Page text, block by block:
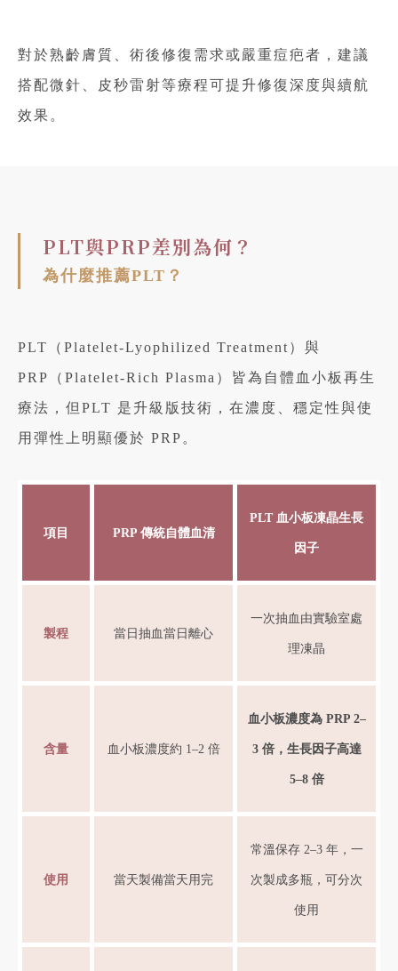
對於熟齡膚質、術後修復需求或嚴重痘疤者，建議
搭配微針、皮秒雷射等療程可提升修復深度與續航
效果。
PLT與PRP差別為何？
為什麼推薦PLT？
PLT（Platelet-Lyophilized Treatment）與
PRP（Platelet-Rich Plasma）皆為自體血小板再生
療法，但PLT 是升級版技術，在濃度、穩定性與使
用彈性上明顯優於 PRP。
項目 PRP 傳統自體血清
PLT 血小板凍晶生長
因子
製程 當日抽血當日離心
一次抽血由實驗室處
理凍晶
含量 血小板濃度約 1–2 倍
血小板濃度為 PRP 2–
3 倍，生長因子高達
5–8 倍
使用 當天製備當天用完
常溫保存 2–3 年，一
次製成多瓶，可分次
使用